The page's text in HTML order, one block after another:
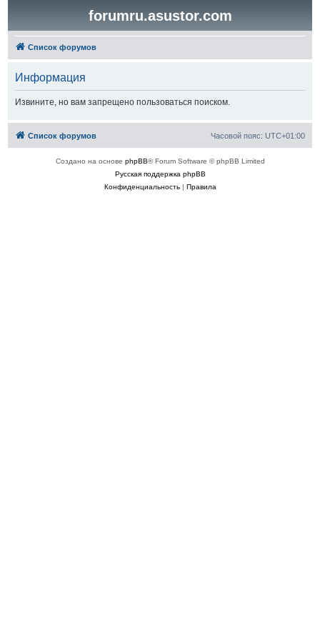
forumru.asustor.com
Список форумов
Информация
Извините, но вам запрещено пользоваться поиском.
Список форумов Часовой пояс: UTC+01:00
Создано на основе phpBB® Forum Software © phpBB Limited
Русская поддержка phpBB
Конфиденциальность| Правила